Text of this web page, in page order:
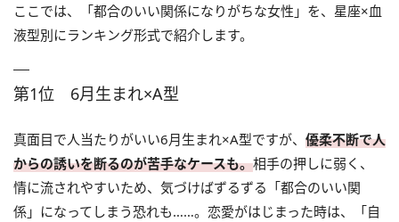
ここでは、「都合のいい関係になりがちな女性」を、星座×血
液型別にランキング形式で紹介します。
第1位 6月生まれ×A型
真面目で人当たりがいい6月生まれ×A型ですが、 優柔不断で人
からの誘いを断るのが苦手なケースも。相手の押しに弱く、
情に流されやすいため、気づけばずるずる「都合のいい関
係」になってしまう恐れも……。恋愛がはじまった時は、「自